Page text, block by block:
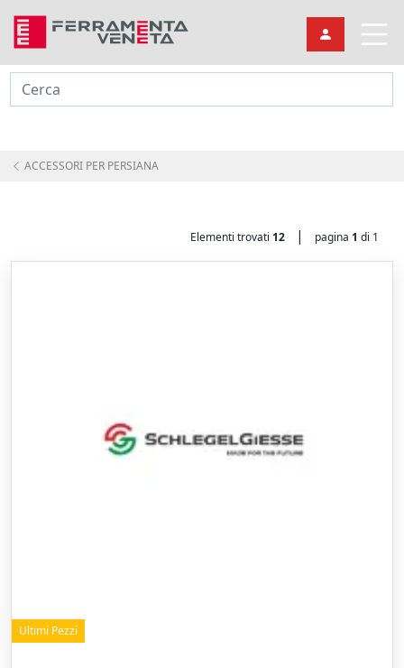
Cerca
ACCESSORI PER PERSIANA
Elementi trovati 12 | pagina 1 di 1
Ultimi Pezzi